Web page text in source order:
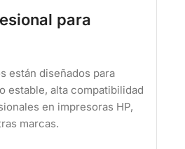
para
están diseñados para
estable, alta compatibilidad
en impresoras HP,
marcas.